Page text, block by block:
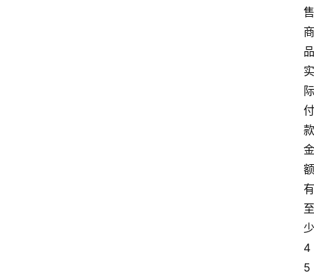
售
商
品
实
际
付
款
金
额
有
至
少
4
5